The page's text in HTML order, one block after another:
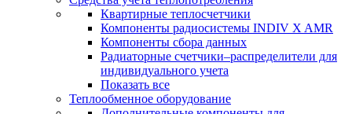
Квартирные теплосчетчики
Компоненты радиосистемы INDIV X AMR
Компоненты сбора данных
Радиаторные счетчики–распределители для
индивидуального учета
Показать все
Теплообменное оборудование